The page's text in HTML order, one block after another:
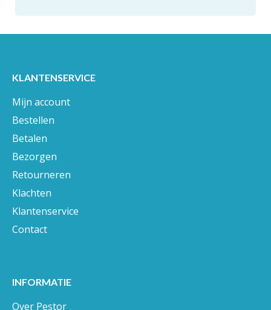
KLANTENSERVICE
Mijn account
Bestellen
Betalen
Bezorgen
Retourneren
Klachten
Klantenservice
Contact
INFORMATIE
Over Pestor